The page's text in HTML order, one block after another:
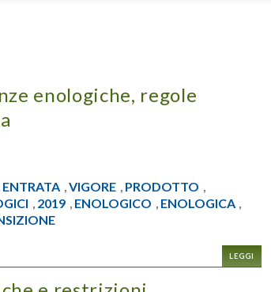
enologiche, regole
ENTRATA ,VIGORE , PRODOTTO ,
, 2019 , ENOLOGICO , ENOLOGICA ,
LEGGI